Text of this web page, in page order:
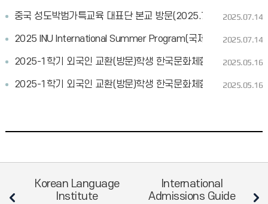
중국 성도박범가특교육 대표단 본교 방문(2025.7.11.)2025.07.14
2025 INU International Summer Program(국제계절학기) 수
2025.07.14
2025-1학기 외국인 교환(방문)학생 한국문화체험(강화도 투어)
2025.05.16
2025-1학기 외국인 교환(방문)학생 한국문화체험(야구 단체 관
2025.05.16
Korean Language
Institute
International
Admissions Guide